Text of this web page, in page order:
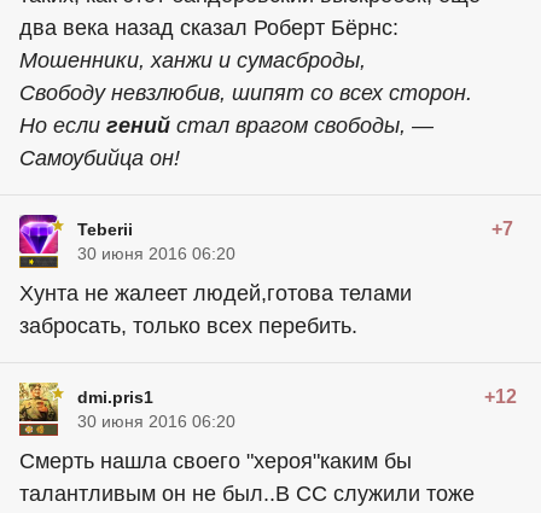
два века назад сказал Роберт Бёрнс:
Мошенники, ханжи и сумасброды,
Свободу невзлюбив, шипят со всех сторон.
Но если гений стал врагом свободы, —
Самоубийца он!
Teberii +7
30 июня 2016 06:20
Хунта не жалеет людей,готова телами
забросать, только всех перебить.
dmi.pris1 +12
30 июня 2016 06:20
Смерть нашла своего "хероя"каким бы
талантливым он не был..В СС служили тоже